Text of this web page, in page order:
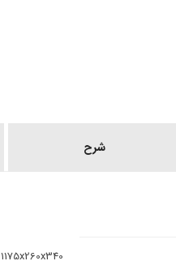
شرح
1175x260x340